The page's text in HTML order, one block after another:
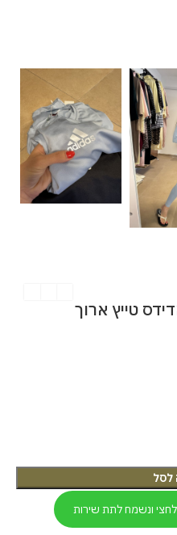
טייץ ארוך
לסל
ונשמח לתת שירות